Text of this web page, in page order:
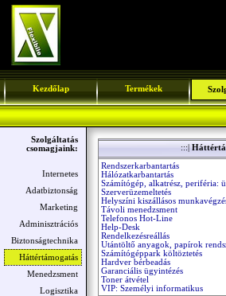
Kezdőlap Termékek
Szolgáltatás
csomagjaink:
Internetes
Adatbiztonság
Marketing
Adminisztrációs
Biztonságtechnika
Háttértámogatás
Menedzsment
Logisztika
:::|
Rendszerkarbantartás
Hálózatkarbantartás
Számítógép, alkatrész, periféria:
Szerverüzemeltetés
Helyszíni kiszállásos
Távoli menedzsment
Telefonos Hot-Line
Help-Desk
Rendelkezésreállás
Utántöltő anyagok, papírok
Számítógéppark költöztetés
Hardver bérbeadás
Garanciális ügyintézés
Toner átvétel
VIP: Személyi informatikus